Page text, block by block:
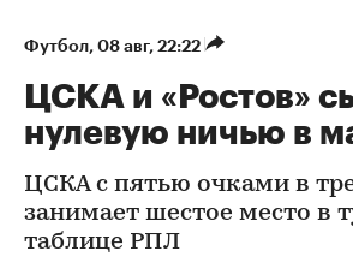
Футбол⁠, 08 авг, 22:22
ЦСКА и «Ростов»
нулевую ничью в
ЦСКА с пятью очками в
занимает шестое место в
таблице РПЛ